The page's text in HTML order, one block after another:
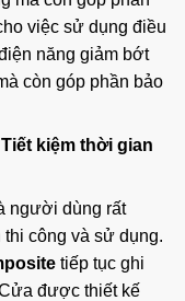
việc sử dụng điều
năng giảm bớt
còn góp phần bảo
kiệm thời gian
người dùng rất
công và sử dụng.
tiếp tục ghi
được thiết kế